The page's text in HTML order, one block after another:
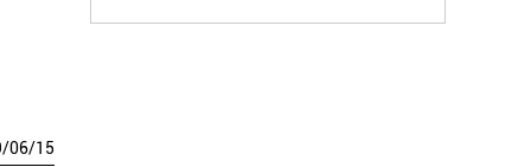
/06/15